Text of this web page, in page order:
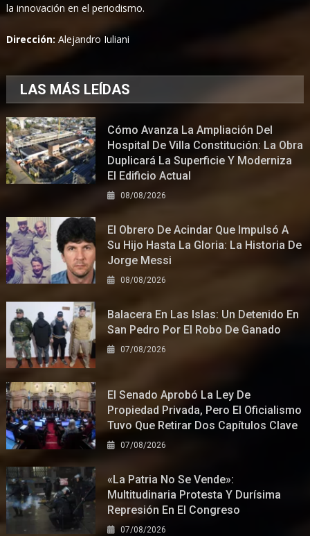
la innovación en el periodismo.
Dirección:Alejandro Iuliani
LAS MÁS LEÍDAS
Cómo Avanza La Ampliación Del
Hospital De Villa Constitución: La Obra
Duplicará La Superficie Y Moderniza
El Edificio Actual
08/08/2026
El Obrero De Acindar Que Impulsó A
Su Hijo Hasta La Gloria: La Historia De
Jorge Messi
08/08/2026
Balacera En Las Islas: Un Detenido En
San Pedro Por El Robo De Ganado
07/08/2026
El Senado Aprobó La Ley De
Propiedad Privada, Pero El Oficialismo
Tuvo Que Retirar Dos Capítulos Clave
07/08/2026
«La Patria No Se Vende»:
Multitudinaria Protesta Y Durísima
Represión En El Congreso
07/08/2026